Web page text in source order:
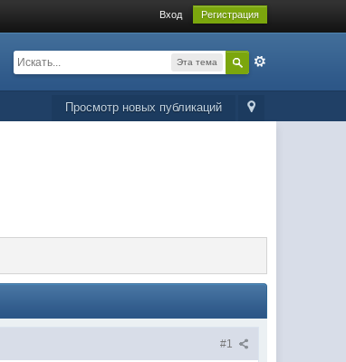
Вход Регистрация
Эта тема
Просмотр новых публикаций
#1